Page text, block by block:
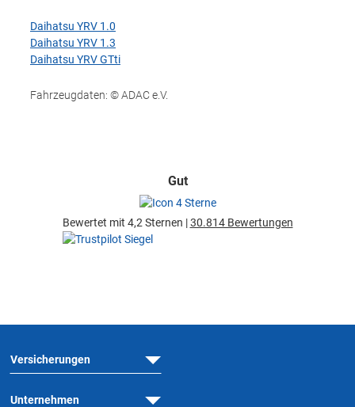
Daihatsu YRV 1.0
Daihatsu YRV 1.3
Daihatsu YRV GTti
Fahrzeugdaten: © ADAC e.V.
Gut
Bewertet mit 4,2 Sternen |30.814 Bewertungen
Versicherungen
Unternehmen